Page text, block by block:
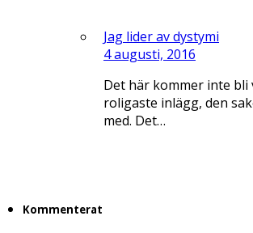
Jag lider av dystymi
4 augusti, 2016
Det här kommer inte bli
roligaste inlägg, den
med. Det…
Kommenterat